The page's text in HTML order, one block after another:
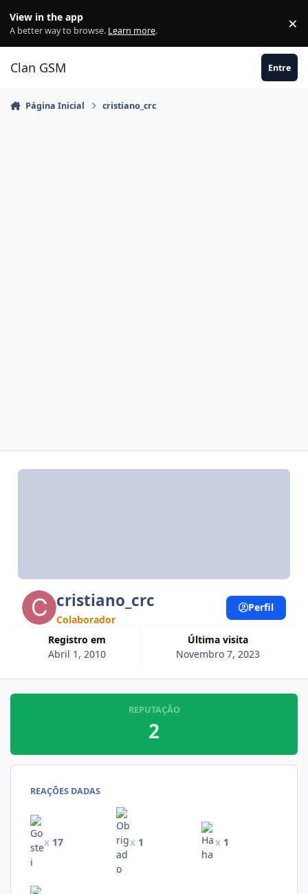
View in the app
A better way to browse. Learn more. ×
Clan GSM Entre
Página Inicial cristiano_crc
cristiano_crc
Colaborador
Registro em
Abril 1, 2010
Última visita
Novembro 7, 2023
Perfil
REPUTAÇÃO
2
REAÇÕES DADAS
x 17 x1 x 1